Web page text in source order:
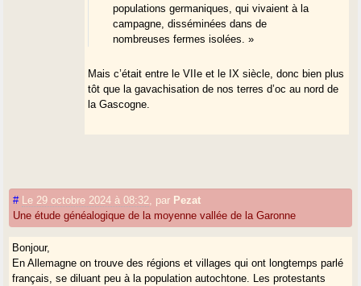
populations germaniques, qui vivaient à la
campagne, disséminées dans de
nombreuses fermes isolées. »
Mais c’était entre le VIIe et le IX siècle, donc bien plus
tôt que la gavachisation de nos terres d’oc au nord de
la Gascogne.
# Le 29 octobre 2024 à 08:32 par Pezat
Une étude généalogique de la moyenne vallée de la Garonne
Bonjour,
En Allemagne on trouve des régions et villages qui ont longtemps parlé
français, se diluant peu à la population autochtone. Les protestants